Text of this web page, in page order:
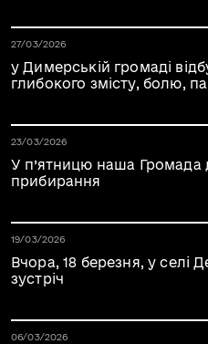
Дата публікації 03.04.2026
27/03/2026
у Димерській громаді
глибокого змісту, болю,
Дата публікації 03.04.2026
23/03/2026
У п’ятницю наша Громада
прибирання
Дата публікації 03.04.2026
19/03/2026
Вчора, 18 березня, у селі
зустріч
Дата публікації 03.04.2026
06/03/2026